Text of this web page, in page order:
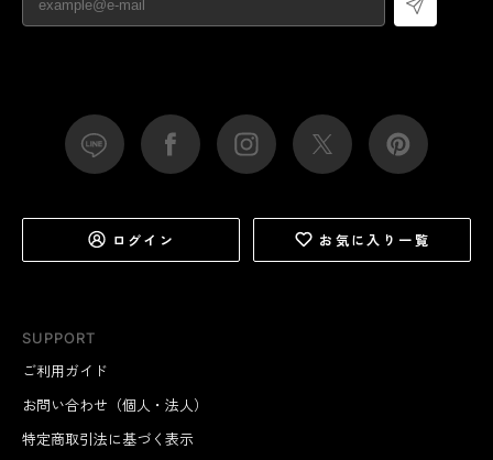
SUPPORT
ご利用ガイド
お問い合わせ（個人・法人）
特定商取引法に基づく表示
ログイン お気に入り一覧